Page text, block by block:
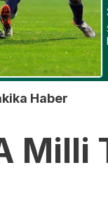
Haber
Milli